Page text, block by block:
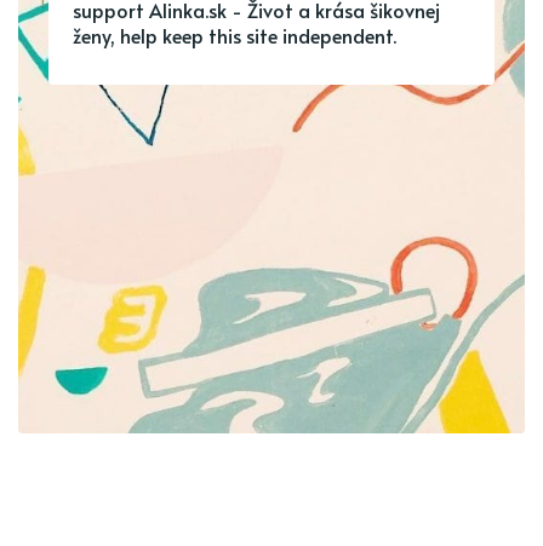
support Alinka.sk - Život a krása šikovnej
ženy, help keep this site independent.